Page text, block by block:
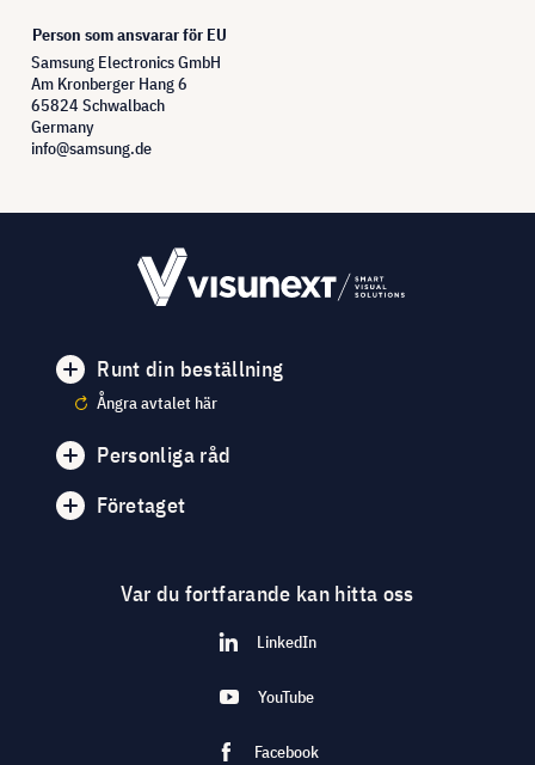
Person som ansvarar för EU
Samsung Electronics GmbH
Am Kronberger Hang 6
65824 Schwalbach
Germany
info@samsung.de
Runt din beställning
Ångra avtalet här
Personliga råd
Företaget
Var du fortfarande kan hitta oss
LinkedIn
YouTube
Facebook